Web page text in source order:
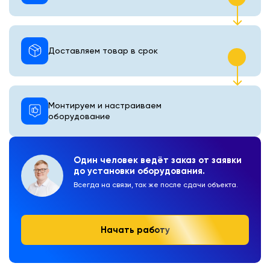
Один человек ведёт заказ от заявки
до установки оборудования.
Всегда на связи, так же после сдачи объекта.
Начать работу
Монтируем и настраиваем
оборудование
Доставляем товар в срок